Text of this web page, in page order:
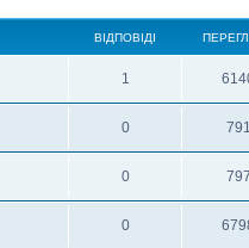
ВІДПОВІДІ
1
0 791
0 797
0